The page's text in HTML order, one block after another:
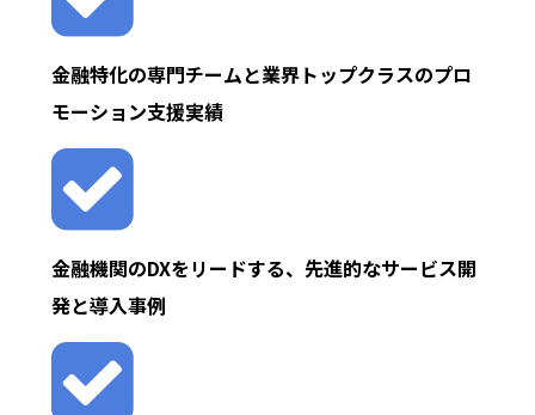
金融特化の専門チームと業界トップクラスのプロ
モーション支援実績
金融機関のDXをリードする、先進的なサービス開
発と導入事例